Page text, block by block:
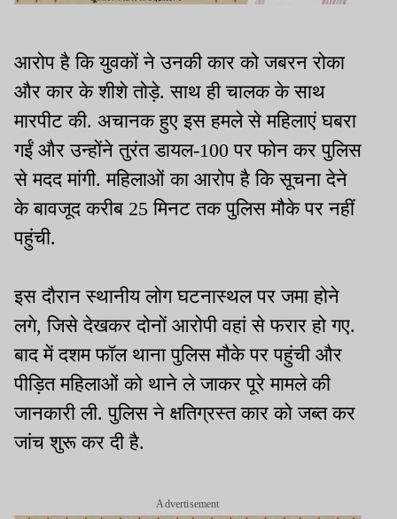
आरोप है कि युवकों ने उनकी कार को जबरन रोका
और कार के शीशे तोड़े. साथ ही चालक के साथ
मारपीट की. अचानक हुए इस हमले से महिलाएं घबरा
गईं और उन्होंने तुरंत डायल-100 पर फोन कर पुलिस
से मदद मांगी. महिलाओं का आरोप है कि सूचना देने
के बावजूद करीब 25 मिनट तक पुलिस मौके पर नहीं
पहुंची.
इस दौरान स्थानीय लोग घटनास्थल पर जमा होने
लगे, जिसे देखकर दोनों आरोपी वहां से फरार हो गए.
बाद में दशम फॉल थाना पुलिस मौके पर पहुंची और
पीड़ित महिलाओं को थाने ले जाकर पूरे मामले की
जानकारी ली. पुलिस ने क्षतिग्रस्त कार को जब्त कर
जांच शुरू कर दी है.
Advertisement